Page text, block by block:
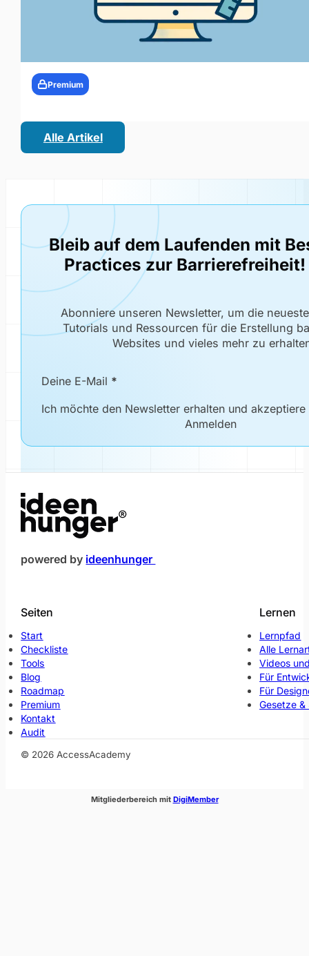
Premium
Alle Artikel
Bleib auf dem Laufenden mit
Practices zur Barrierefreiheit!
Abonniere unseren Newsletter, um die
Tutorials und Ressourcen für die Erstellung
Websites und vieles mehr zu
Newsletter Formular
Deine E-Mail *
Ich möchte den Newsletter erhalten und
Anmelden
powered by ideenhunger
Seiten
Start
Checkliste
Tools
Blog
Roadmap
Premium
Kontakt
Audit
Lernen
Lernpfad
Alle
Videos
Für
Für
Gesetze
© 2026 AccessAcademy
Mitgliederbereich mit DigiMember(öffnet im neuen